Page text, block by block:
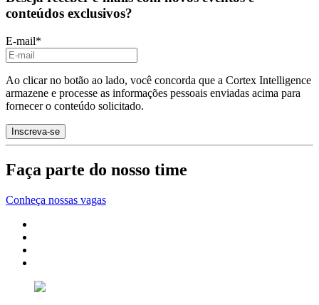
conteúdos exclusivos?
E-mail*
Ao clicar no botão ao lado, você concorda que a Cortex Intelligence
armazene e processe as informações pessoais enviadas acima para
fornecer o conteúdo solicitado.
Faça parte do nosso time
Conheça nossas vagas